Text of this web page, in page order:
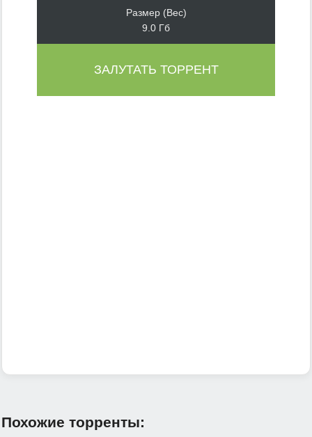
Размер (Вес)
9.0 Гб
ЗАЛУТАТЬ ТОРРЕНТ
Похожие торренты: